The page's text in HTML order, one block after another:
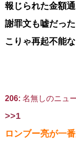
報じられた金額
謝罪文も嘘だった
こりゃ再起不能
206: 名無しのニュ
>>1
ロンブー亮が一